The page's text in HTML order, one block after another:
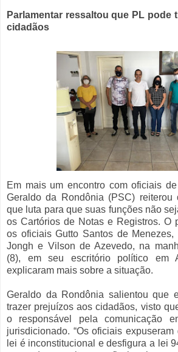
Parlamentar ressaltou que PL pode
cidadãos
Em mais um encontro com oficiais
Geraldo da Rondônia (PSC) reiterou
que luta para que suas funções não
os Cartórios de Notas e Registros. O
os oficiais Gutto Santos de Menezes,
Jongh e Vilson de Azevedo, na
(8), em seu escritório político em
explicaram mais sobre a situação.
Geraldo da Rondônia salientou que
trazer prejuízos aos cidadãos, visto
o responsável pela comunicação
jurisdicionado. “Os oficiais
lei é inconstitucional e desfigura a lei